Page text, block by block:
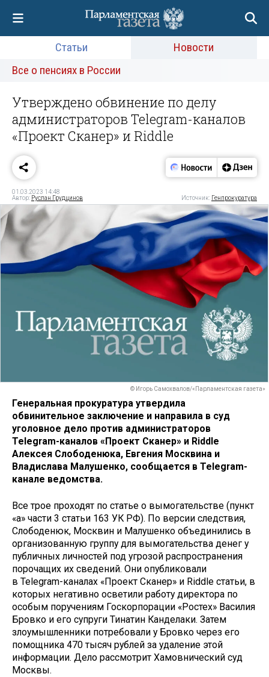
Статьи
Новости
Все о пенсиях в России
Утверждено обвинение по делу
администраторов Telegram-каналов
«Проект Сканер» и Riddle
01.03.2023 14:48
Автор: Руслан Грудцинов Источник: Генпрокуратура
© Игорь Самохвалов/«Парламентская газета»
Генеральная прокуратура утвердила
обвинительное заключение и направила в суд
уголовное дело против администраторов
Telegram-каналов «Проект Сканер» и Riddle
Алексея Слободенюка, Евгения Москвина и
Владислава Малушенко, сообщается в Telegram-
канале ведомства.
Все трое проходят по статье о вымогательстве (пункт
«а» части 3 статьи 163 УК РФ). По версии следствия,
Слободенюк, Москвин и Малушенко объединились в
организованную группу для вымогательства денег у
публичных личностей под угрозой распространения
порочащих их сведений. Они опубликовали
в Telegram-каналах «Проект Сканер» и Riddle статьи, в
которых негативно осветили работу директора по
особым поручениям Госкорпорации «Ростех» Василия
Бровко и его супруги Тинатин Канделаки. Затем
злоумышленники потребовали у Бровко через его
помощника 470 тысяч рублей за удаление этой
информации. Дело рассмотрит Хамовнический суд
Москвы.